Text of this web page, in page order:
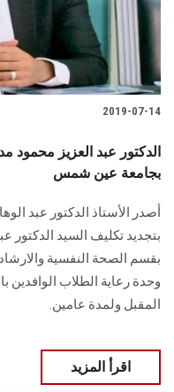
2019-07-14
الدكتور عبد العزيز محمود
بجامعة عين شمس
أصدر الأستاذ الدكتور عبد
بتجديد تكليف السيد الدكتور
بقسم الصحة النفسية والارشاد
المقبل ولمدة عامين.
اقرأ المزيد